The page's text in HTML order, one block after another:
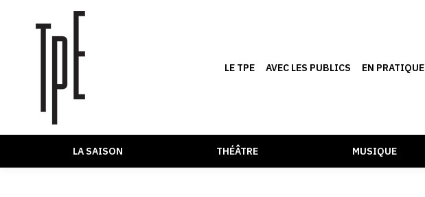
LE TPE AVEC LES PUBLICS EN PRATIQUE
LA SAISON THÉÂTRE MUSIQUE